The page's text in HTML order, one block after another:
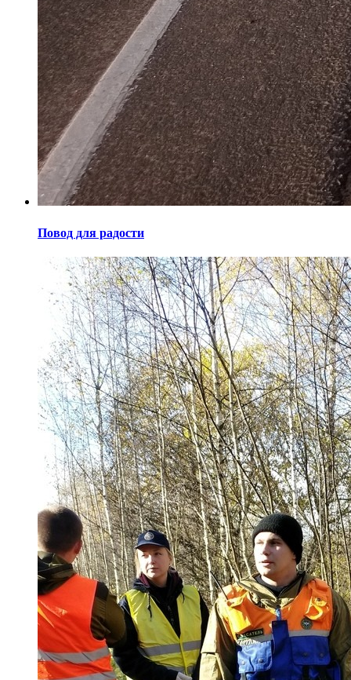
Повод для радости